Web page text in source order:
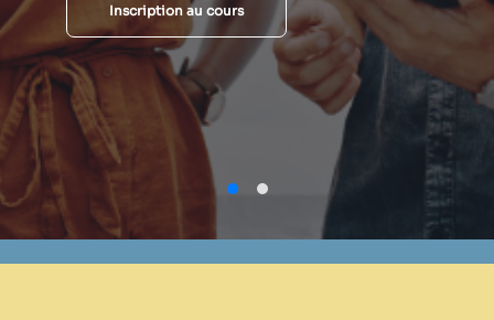
Inscription au cours